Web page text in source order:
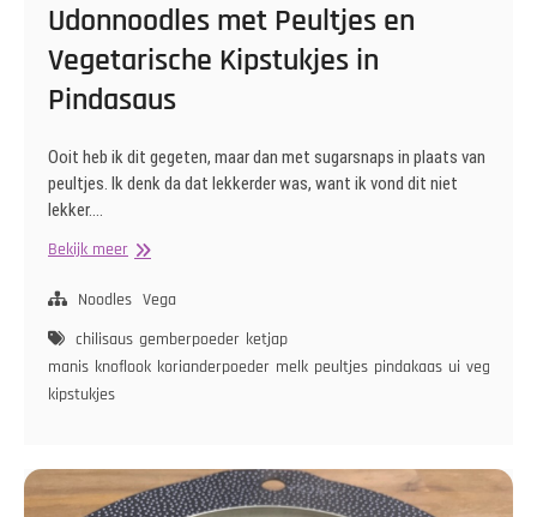
Udonnoodles met Peultjes en
Vegetarische Kipstukjes in
Pindasaus
Ooit heb ik dit gegeten, maar dan met sugarsnaps in plaats van
peultjes. Ik denk da dat lekkerder was, want ik vond dit niet
lekker.…
Bekijk meerUdonnoodles
Peultjes
Vegetarische
Kipstukjes
Noodles Vega
chilisaus gemberpoeder ketjap
manis knoflook korianderpoeder melk peultjes pindakaas ui
kipstukjes